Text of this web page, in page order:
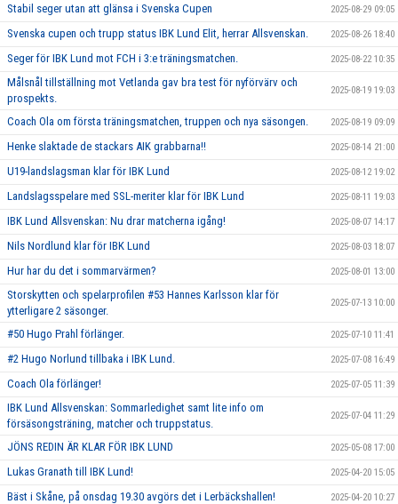
Stabil seger utan att glänsa i Svenska Cupen 2025-08-29 09:05
Svenska cupen och trupp status IBK Lund Elit, herrar Allsvenskan. 2025-08-26 18:40
Seger för IBK Lund mot FCH i 3:e träningsmatchen. 2025-08-22 10:35
Målsnål tillställning mot Vetlanda gav bra test för nyförvärv och
prospekts.
2025-08-19 19:03
Coach Ola om första träningsmatchen, truppen och nya säsongen. 2025-08-19 09:09
Henke slaktade de stackars AIK grabbarna!! 2025-08-14 21:00
U19-landslagsman klar för IBK Lund 2025-08-12 19:02
Landslagsspelare med SSL-meriter klar för IBK Lund 2025-08-11 19:03
IBK Lund Allsvenskan: Nu drar matcherna igång! 2025-08-07 14:17
Nils Nordlund klar för IBK Lund 2025-08-03 18:07
Hur har du det i sommarvärmen? 2025-08-01 13:00
Storskytten och spelarprofilen #53 Hannes Karlsson klar för
ytterligare 2 säsonger.
2025-07-13 10:00
#50 Hugo Prahl förlänger. 2025-07-10 11:41
#2 Hugo Norlund tillbaka i IBK Lund. 2025-07-08 16:49
Coach Ola förlänger! 2025-07-05 11:39
IBK Lund Allsvenskan: Sommarledighet samt lite info om
försäsongsträning, matcher och truppstatus.
2025-07-04 11:29
JÖNS REDIN ÄR KLAR FÖR IBK LUND 2025-05-08 17:00
Lukas Granath till IBK Lund! 2025-04-20 15:05
Bäst i Skåne, på onsdag 19.30 avgörs det i Lerbäckshallen! 2025-04-20 10:27